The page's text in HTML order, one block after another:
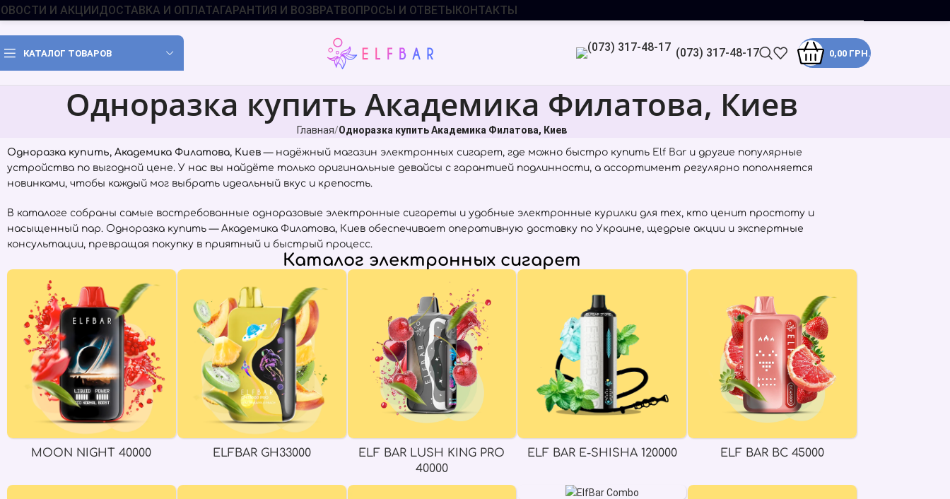
И АКЦИИДОСТАВКА И ОПЛАТАГАРАНТИЯ И ВОЗВРАТВОПРОСЫ И ОТВЕТЫКОНТАКТЫ
КАТАЛОГ ТОВАРОВ (073) 317-48-17 0,00 ГРН.
Одноразка купить Академика Филатова, Киев
Главная Одноразка купить Академика Филатова, Киев
Одноразка купить, Академика Филатова, Киев — надёжный магазин электронных сигарет, где можно быстро купить Elf Bar и другие популярные
устройства по выгодной цене. У нас вы найдёте только оригинальные девайсы с гарантией подлинности, а ассортимент регулярно пополняется
новинками, чтобы каждый мог выбрать идеальный вкус и крепость.
В каталоге собраны самые востребованные одноразовые электронные сигареты и удобные электронные курилки для тех, кто ценит простоту и
насыщенный пар. Одноразка купить — Академика Филатова, Киев обеспечивает оперативную доставку по Украине, щедрые акции и экспертные
консультации, превращая покупку в приятный и быстрый процесс.
Каталог электронных сигарет
MOON NIGHT 40000 ELFBAR GH33000
ELF BAR LUSH KING PRO
40000
ELF BAR E-SHISHA 120000 ELF BAR BC 45000